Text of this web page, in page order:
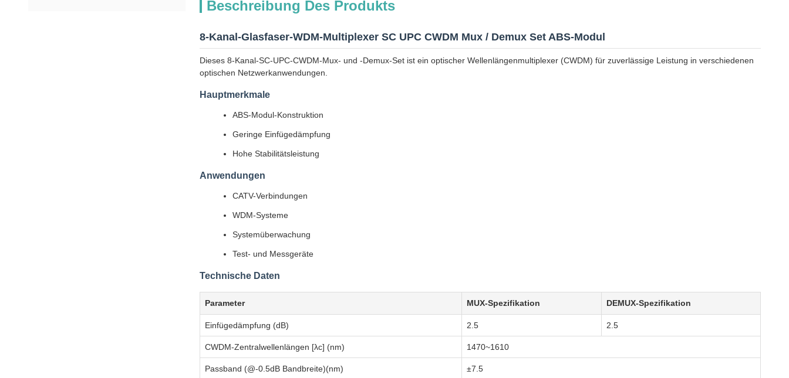
Beschreibung Des Produkts
8-Kanal-Glasfaser-WDM-Multiplexer SC UPC CWDM Mux / Demux Set ABS-Modul
Dieses 8-Kanal-SC-UPC-CWDM-Mux- und -Demux-Set ist ein optischer Wellenlängenmultiplexer (CWDM) für zuverlässige Leistung in verschiedenen
optischen Netzwerkanwendungen.
Hauptmerkmale
ABS-Modul-Konstruktion
Geringe Einfügedämpfung
Hohe Stabilitätsleistung
Anwendungen
CATV-Verbindungen
WDM-Systeme
Systemüberwachung
Test- und Messgeräte
Technische Daten
Parameter MUX-Spezifikation DEMUX-Spezifikation
Einfügedämpfung (dB) 2.5 2.5
CWDM-Zentralwellenlängen [λc] (nm) 1470~1610
Passband (@-0.5dB Bandbreite)(nm) ±7.5